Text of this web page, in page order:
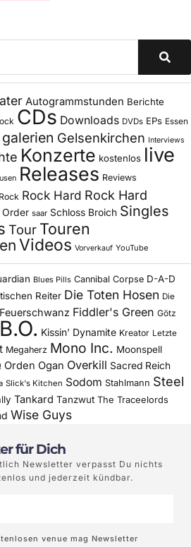
Autogrammstunden Berichte
CDs Downloads DVDs EPs Essen
galerien Gelsenkirchen Interviews
Konzerte kostenlos live
Releases Reviews
Rock Rock Hard Rock Hard
Order saar Schloss Broich Singles
Tour Touren
Videos Vorverkauf YouTube
Blues Pills Cannibal Corpse D-A-D
Reiter Die Toten Hosen Die
Feuerschwanz Fiddler's Green Götz
Kissin' Dynamite Kreator Letzte
Megaherz Mono Inc. Moonspell
Orden Ogan Overkill Sacred Reich
Slick's Kitchen Sodom Stahlmann Steel
Tankard Tanzwut The Traceelords
Wise Guys
für Dich
Newsletter verpasst Du nichts
und jederzeit kündbar.
venue mag Newsletter